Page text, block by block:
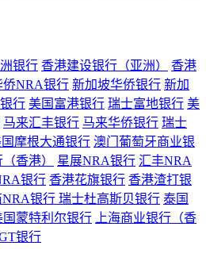
银行 香港建设银行（亚洲）
香港
侨NRA银行 新加坡华侨银行 新加
行 美国富港银行 瑞士富地银行 美
马来汇丰银行 马来华侨银行 瑞士
摩根大通银行 澳门葡萄牙商业银
香港） 星展NRA银行 汇丰NRA
银行 香港花旗银行 香港渣打银
NRA银行 瑞士杜高斯贝银行 泰国
国蒙特利尔银行
上海商业银行（香
银行